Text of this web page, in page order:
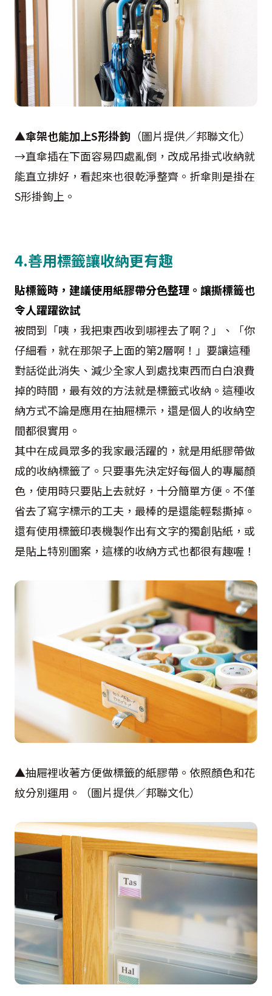
▲傘架也能加上S形掛鉤 （圖片提供／邦聯文化）
→直傘插在下面容易四處亂倒，改成吊掛式收納就
能直立排好，看起來也很乾淨整齊。折傘則是掛在
S形掛鉤上。
4.善用標籤讓收納更有趣
貼標籤時，建議使用紙膠帶分色整理。讓撕標籤也
令人躍躍欲試
被問到「咦，我把東西收到哪裡去了啊？」、「你
仔細看，就在那架子上面的第2層啊！」要讓這種
對話從此消失、減少全家人到處找東西而白白浪費
掉的時間，最有效的方法就是標籤式收納。這種收
納方式不論是應用在抽屜標示，還是個人的收納空
間都很實用。
其中在成員眾多的我家最活躍的，就是用紙膠帶做
成的收納標籤了。只要事先決定好每個人的專屬顏
色，使用時只要貼上去就好，十分簡單方便。不僅
省去了寫字標示的工夫，最棒的是還能輕鬆撕掉。
還有使用標籤印表機製作出有文字的獨創貼紙，或
是貼上特別圖案，這樣的收納方式也都很有趣喔！
▲抽屜裡收著方便做標籤的紙膠帶。依照顏色和花
紋分別運用。（圖片提供／邦聯文化）